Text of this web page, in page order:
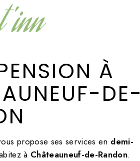
DE-
propose ses services en demi-
à Châteauneuf-de-Randon.